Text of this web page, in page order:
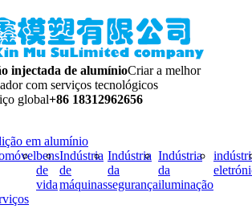
injectada de alumínioCriar a melhor
com serviços tecnológicos
global+86 18312962656
em alumínio
bens
de
vida
Indústria
de
máquinas
Indústria
da
segurança
Indústria
da
iluminação